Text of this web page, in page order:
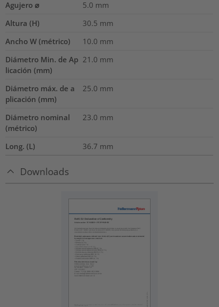
Agujero ⌀
5.0 mm
Altura (H)
30.5 mm
Ancho W (métrico)
10.0 mm
Diámetro Min. de Ap
licación (mm)
21.0 mm
Diámetro máx. de a
plicación (mm)
25.0 mm
Diámetro nominal
(métrico)
23.0 mm
Long. (L) 36.7 mm
Downloads